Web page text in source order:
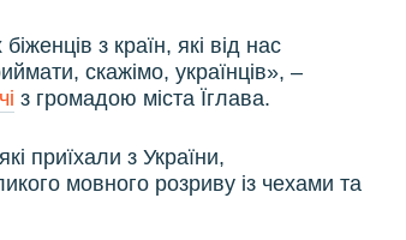
з країн, які від нас
скажімо, українців», –
з громадою міста Їглава.
приїхали з України,
мовного розриву із чехами та